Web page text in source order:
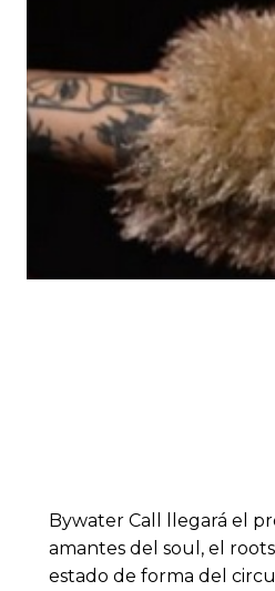
Bywater Call llegará el
amantes del soul, el
estado de forma del